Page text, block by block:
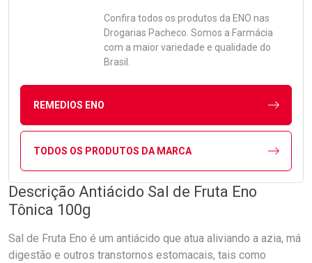
Confira todos os produtos da ENO nas
Drogarias Pacheco. Somos a Farmácia
com a maior variedade e qualidade do
Brasil.
REMEDIOS ENO
TODOS OS PRODUTOS DA MARCA
Descrição Antiácido Sal de Fruta Eno
Tônica 100g
Sal de Fruta Eno é um antiácido que atua aliviando a azia, má
digestão e outros transtornos estomacais, tais como